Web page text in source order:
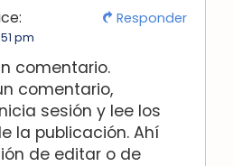
pm
comentario.
comentario,
sesión y lee los
la publicación. Ahí
de editar o de
Responder